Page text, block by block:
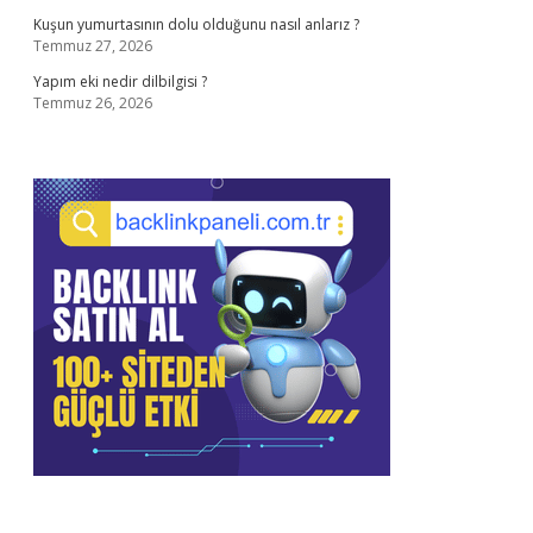
Kuşun yumurtasının dolu olduğunu nasıl anlarız ?
Temmuz 27, 2026
Yapım eki nedir dilbilgisi ?
Temmuz 26, 2026